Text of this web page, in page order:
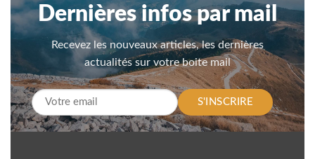
Dernières infos par mail
Recevez les nouveaux articles, les dernières
actualités sur votre boite mail
S'INSCRIRE